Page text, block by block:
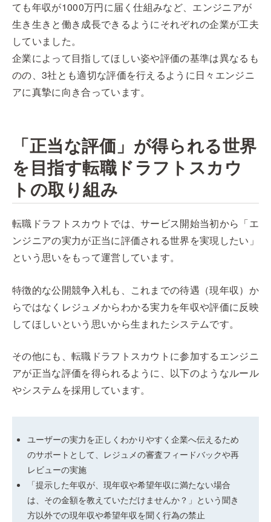
ても年収が1000万円に届く仕組みなど、エンジニアが
生き生きと働き成長できるようにそれぞれの企業が工夫
していました。
企業によって目指してほしい姿や評価の基準は異なるも
のの、3社とも適切な評価を行えるように日々エンジニ
アに真摯に向き合っています。
「正当な評価」が得られる世界
を目指す転職ドラフトスカウ
トの取り組み
転職ドラフトスカウトでは、サービス開始当初から「エ
ンジニアの実力が正当に評価される世界を実現したい」
という思いをもって運営しています。
特徴的な公開競争入札も、これまでの待遇（現年収）か
らではなくレジュメからわかる実力を年収や評価に反映
してほしいという思いから生まれたシステムです。
その他にも、転職ドラフトスカウトに参加するエンジニ
アが正当な評価を得られるように、以下のようなルール
やシステムを採用しています。
ユーザーの実力を正しくわかりやすく企業へ伝えるため
のサポートとして、レジュメの審査フィードバックや再
レビューの実施
「提示した年収が、現年収や希望年収に満たない場合
は、その金額を教えていただけませんか？」という聞き
方以外での現年収や希望年収を聞く行為の禁止